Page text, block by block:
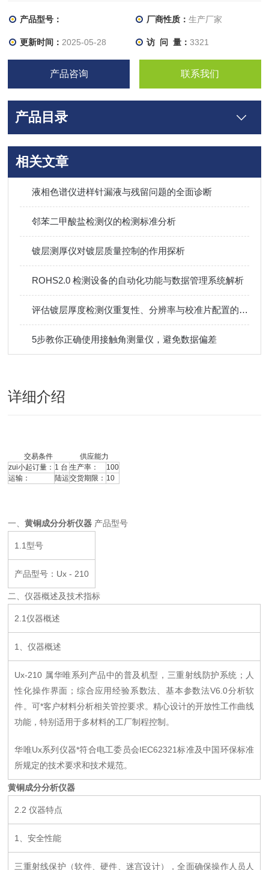
产品型号：
厂商性质： 生产厂家
更新时间： 2025-05-28 访 问 量： 3321
产品咨询 联系我们
产品目录
相关文章
液相色谱仪进样针漏液与残留问题的全面诊断
邻苯二甲酸盐检测仪的检测标准分析
镀层测厚仪对镀层质量控制的作用探析
ROHS2.0 检测设备的自动化功能与数据管理系统解析
评估镀层厚度检测仪重复性、分辨率与校准片配置的关键点
5步教你正确使用接触角测量仪，避免数据偏差
详细介绍
交易条件
供应能力
zui小起订量： 1 台 生产率：
100
运输：
陆运交货期限： 10
一、黄铜成分分析仪器 产品型号
1.1型号
产品型号：Ux - 210
二、仪器概述及技术指标
2.1仪器概述
1、仪器概述
Ux-210 属华唯系列产品中的普及机型，三重射线防护系统；人
性化操作界面；综合应用经验系数法、基本参数法V6.0分析软
件。可*客户材料分析相关管控要求。精心设计的开放性工作曲线
功能，特别适用于多材料的工厂制程控制。
华唯Ux系列仪器*符合电工委员会IEC62321标准及中国环保标准
所规定的技术要求和技术规范。
黄铜成分分析仪器
2.2 仪器特点
1、安全性能
三重射线保护（软件、硬件、迷宫设计），全面确保操作人员人